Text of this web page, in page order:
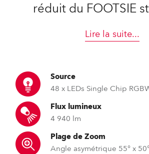
réduit du FOOTSIE
Lire la suite...
Source
48 x LEDs Single Chip
Flux lumineux
4 940 lm
Plage de Zoom
Angle asymétrique 55° x